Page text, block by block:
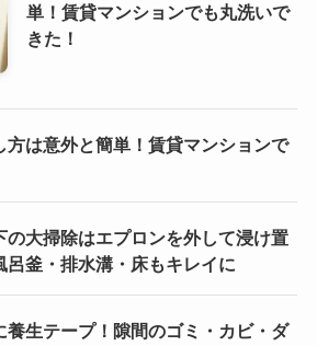
単！賃貸マンションでも丸洗いで
きた！
方は意外と簡単！賃貸マンションで
の大掃除はエプロンを外して浸け置
呂釜・排水溝・床もキレイに
養生テープ！隙間のゴミ・カビ・ダ